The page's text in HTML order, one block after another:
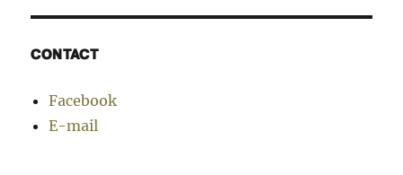
CONTACT
Facebook
E-mail